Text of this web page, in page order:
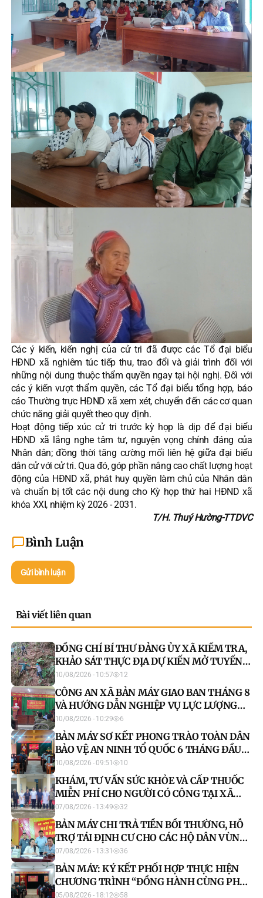
Các ý kiến, kiến nghị của cử tri đã được các Tổ đại biểu
HĐND xã nghiêm túc tiếp thu, trao đổi và giải trình đối với
những nội dung thuộc thẩm quyền ngay tại hội nghị. Đối với
các ý kiến vượt thẩm quyền, các Tổ đại biểu tổng hợp, báo
cáo Thường trực HĐND xã xem xét, chuyển đến các cơ quan
chức năng giải quyết theo quy định.
Hoạt động tiếp xúc cử tri trước kỳ họp là dịp để đại biểu
HĐND xã lắng nghe tâm tư, nguyện vọng chính đáng của
Nhân dân; đồng thời tăng cường mối liên hệ giữa đại biểu
dân cử với cử tri. Qua đó, góp phần nâng cao chất lượng hoạt
động của HĐND xã, phát huy quyền làm chủ của Nhân dân
và chuẩn bị tốt các nội dung cho Kỳ họp thứ hai HĐND xã
khóa XXI, nhiệm kỳ 2026 - 2031.
T/H. Thuý Hường-TTDVC
Bình Luận
Gửi bình luận
Bài viết liên quan
ĐỒNG CHÍ BÍ THƯ ĐẢNG ỦY XÃ KIỂM TRA,
KHẢO SÁT THỰC ĐỊA DỰ KIẾN MỞ TUYẾN
ĐƯỜNG DÂN SINH
10/08/2026 - 10:57 12
CÔNG AN XÃ BẢN MÁY GIAO BAN THÁNG 8
VÀ HƯỚNG DẪN NGHIỆP VỤ LỰC LƯỢNG
THAM GIA BẢO VỆ AN NINH, TRẬT TỰ Ở CƠ
SỞ
10/08/2026 - 10:29 6
BẢN MÁY SƠ KẾT PHONG TRÀO TOÀN DÂN
BẢO VỆ AN NINH TỔ QUỐC 6 THÁNG ĐẦU
NĂM 2026
10/08/2026 - 09:51 10
KHÁM, TƯ VẤN SỨC KHỎE VÀ CẤP THUỐC
MIỄN PHÍ CHO NGƯỜI CÓ CÔNG TẠI XÃ
BẢN MÁY
07/08/2026 - 13:49 32
BẢN MÁY CHI TRẢ TIỀN BỒI THƯỜNG, HỖ
TRỢ TÁI ĐỊNH CƯ CHO CÁC HỘ DÂN VÙNG
DỰ ÁN
07/08/2026 - 13:31 36
BẢN MÁY: KÝ KẾT PHỐI HỢP THỰC HIỆN
CHƯƠNG TRÌNH “ĐỒNG HÀNH CÙNG PHỤ
NỮ BIÊN CƯƠNG” GIAI ĐOẠN 2026-2030
05/08/2026 - 18:12 58